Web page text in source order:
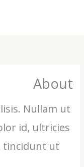
facilisis.
dolor id,
tincidunt